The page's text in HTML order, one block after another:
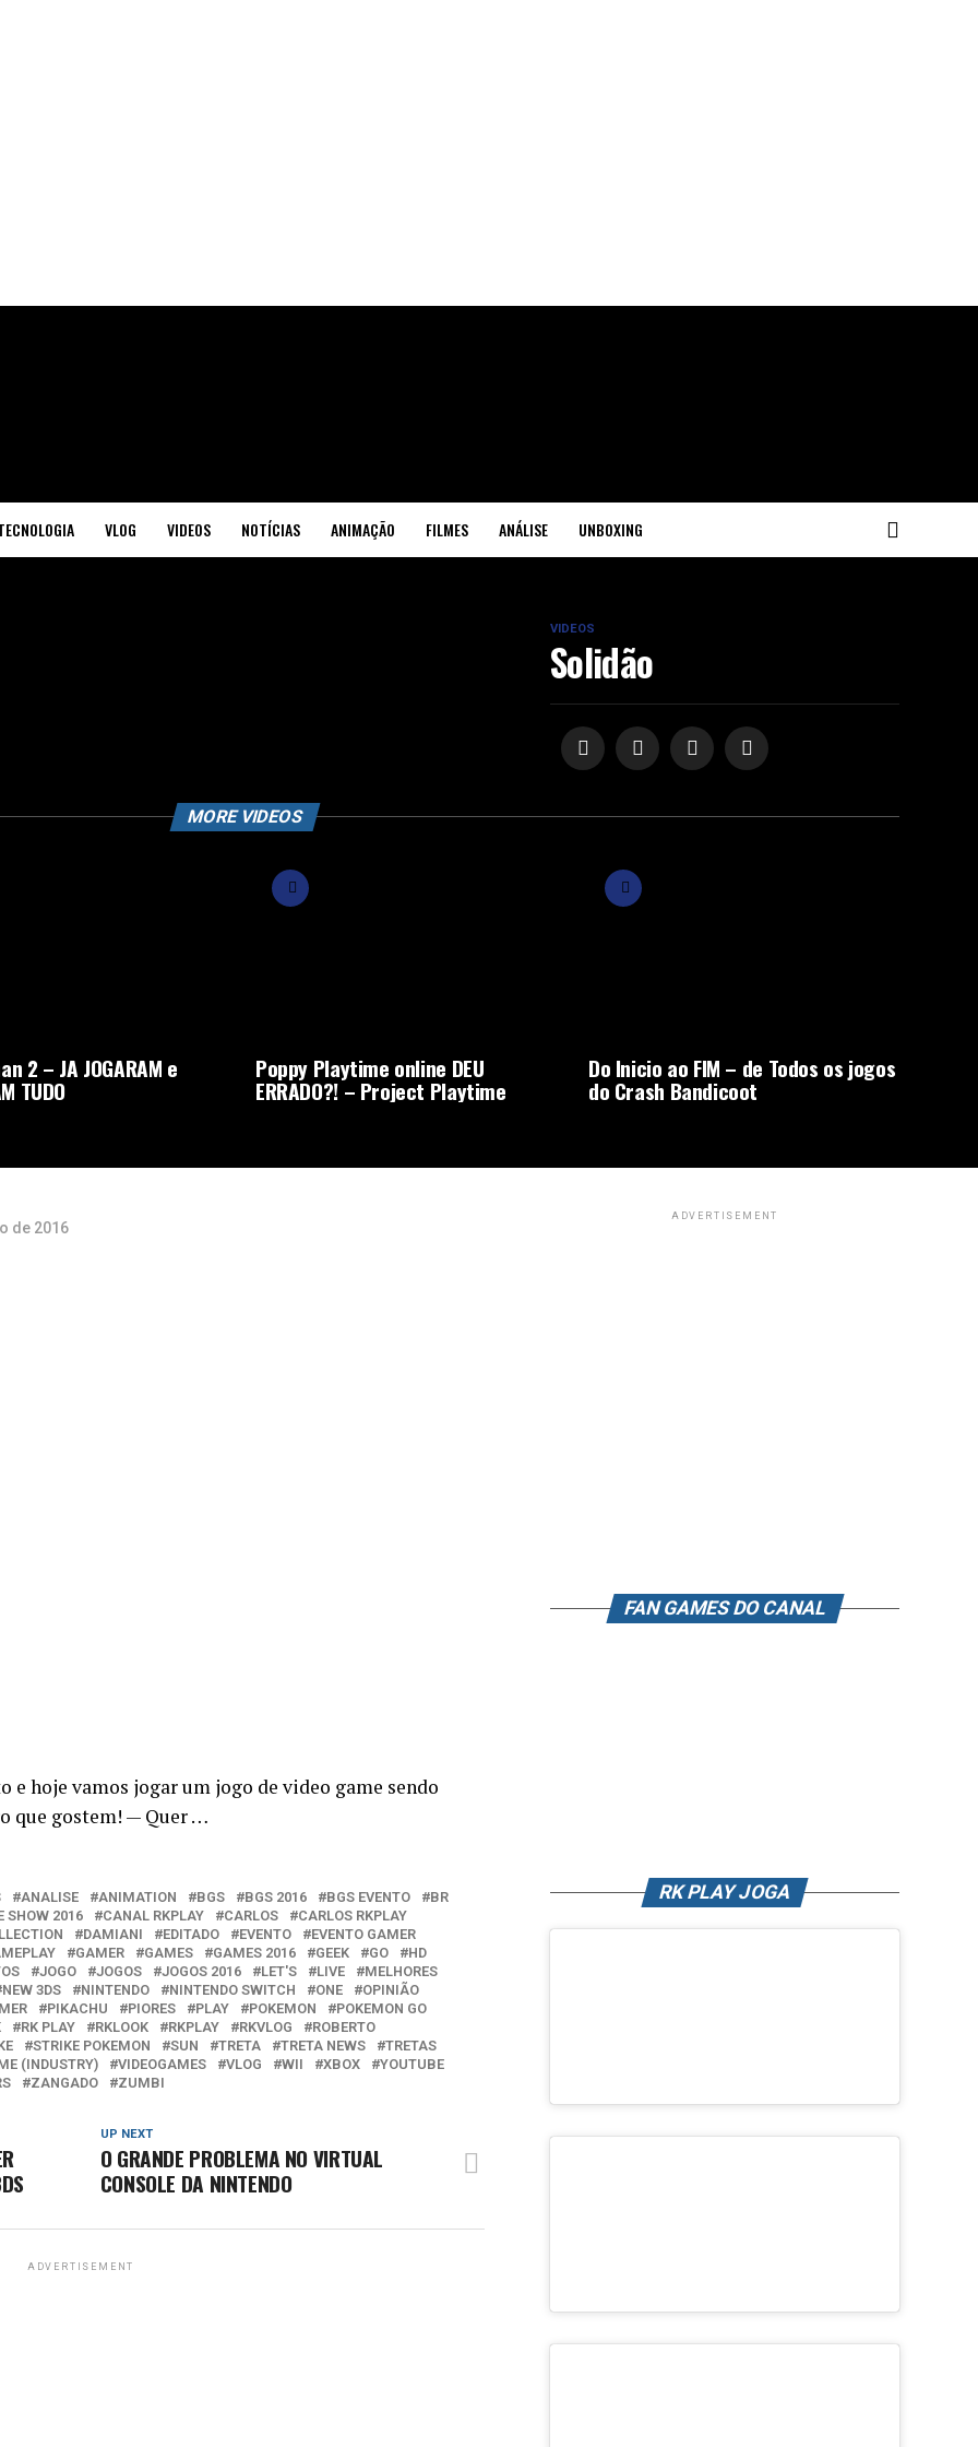
VLOG VIDEOS NOTÍCIAS ANIMAÇÃO FILMES ANÁLISE UNBOXING
VIDEOS
Solidão
MORE VIDEOS
2 – JA JOGARAM e
TUDO
Poppy Playtime online DEU
ERRADO?! – Project Playtime
Do Inicio ao FIM – de Todos os jogos
do Crash Bandicoot
de 2016
e hoje vamos jogar um jogo de video game sendo
que gostem! — Quer …
ANALISE ANIMATION BGS BGS 2016 BGS EVENTO
BR
SHOW 2016 CANAL RKPLAY CARLOS
CARLOS RKPLAY
DAMIANI EDITADO EVENTO
EVENTO GAMER
GAMER GAMES GAMES 2016 GEEK GO
HD
JOGO JOGOS JOGOS 2016 LET'S LIVE
MELHORES
NEW 3DS NINTENDO NINTENDO SWITCH ONE
OPINIÃO
PIKACHU PIORES PLAY POKEMON
POKEMON GO
RK PLAY RKLOOK RKPLAY RKVLOG
ROBERTO
STRIKE POKEMON SUN TRETA TRETA NEWS
TRETAS
(INDUSTRY) VIDEOGAMES VLOG WII XBOX
YOUTUBE
ZANGADO ZUMBI
UP NEXT
O GRANDE PROBLEMA NO VIRTUAL
CONSOLE DA NINTENDO
ADVERTISEMENT
ADVERTISEMENT
FAN GAMES DO CANAL
RK PLAY JOGA